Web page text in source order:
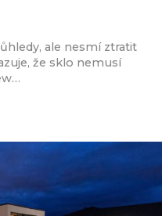
ale nesmí ztratit
že sklo nemusí